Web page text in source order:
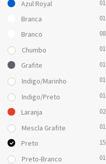
Azul Royal 01
Branca 01
Branco 08
Chumbo 01
Grafite 01
Indigo/Marinho 01
Indigo/Preto 01
Laranja 02
Mescla Grafite 01
Preto 15
Preto-Branco 01